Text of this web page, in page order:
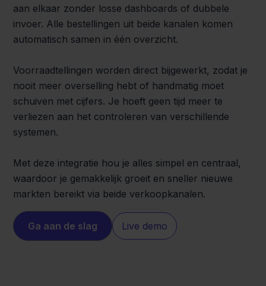
aan elkaar zonder losse dashboards of dubbele
invoer. Alle bestellingen uit beide kanalen komen
automatisch samen in één overzicht.
Voorraadtellingen worden direct bijgewerkt, zodat je
nooit meer overselling hebt of handmatig moet
schuiven met cijfers. Je hoeft geen tijd meer te
verliezen aan het controleren van verschillende
systemen.
Met deze integratie hou je alles simpel en centraal,
waardoor je gemakkelijk groeit en sneller nieuwe
markten bereikt via beide verkoopkanalen.
Ga aan de slag Live demo